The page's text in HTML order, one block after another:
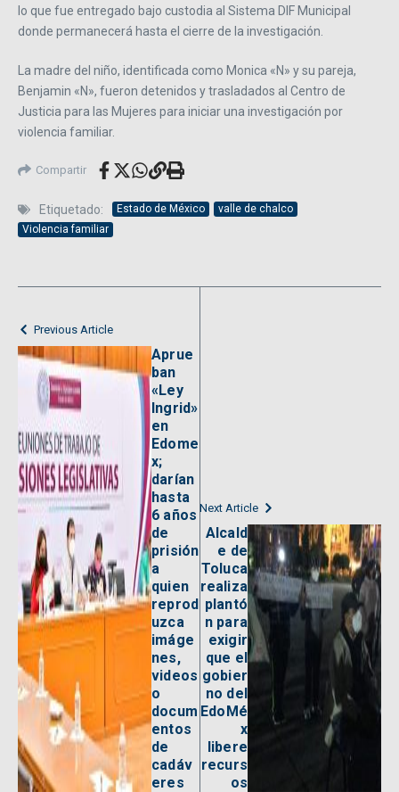
lo que fue entregado bajo custodia al Sistema DIF Municipal
donde permanecerá hasta el cierre de la investigación.
La madre del niño, identificada como Monica «N» y su pareja,
Benjamin «N», fueron detenidos y trasladados al Centro de
Justicia para las Mujeres para iniciar una investigación por
violencia familiar.
Compartir
Etiquetado: Estado de México
valle de chalco
Violencia familiar
Previous Article
Aprue
ban
«Ley
Ingrid»
en
Edome
x;
darían
hasta
6 años
de
prisión
a
quien
reprod
uzca
imáge
nes,
videos
o
docum
entos
de
cadáv
eres
Next Article
Alcald
e de
Toluca
realiza
plantó
n para
exigir
que el
gobier
no del
EdoMé
x
libere
recurs
os